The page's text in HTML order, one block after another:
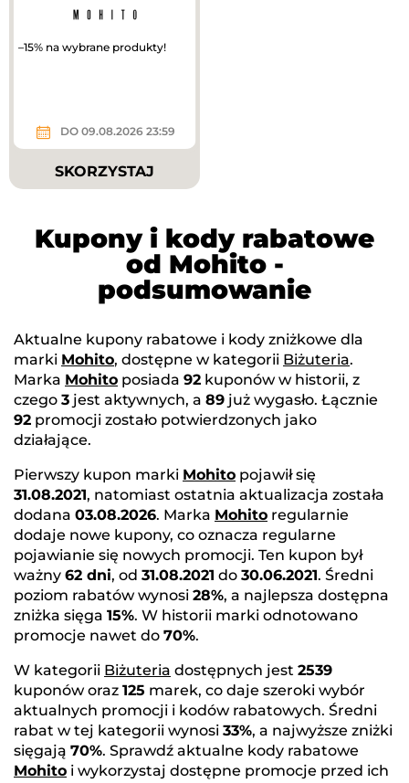
–15% na wybrane produkty!
DO 09.08.2026 23:59
SKORZYSTAJ
Kupony i kody rabatowe
od Mohito -
podsumowanie
Aktualne kupony rabatowe i kody zniżkowe dla
marki Mohito, dostępne w kategorii Biżuteria.
Marka Mohito posiada 92 kuponów w historii, z
czego 3 jest aktywnych, a 89 już wygasło. Łącznie
92 promocji zostało potwierdzonych jako
działające.
Pierwszy kupon marki Mohito pojawił się
31.08.2021, natomiast ostatnia aktualizacja została
dodana 03.08.2026. Marka Mohito regularnie
dodaje nowe kupony, co oznacza regularne
pojawianie się nowych promocji. Ten kupon był
ważny 62 dni, od 31.08.2021 do 30.06.2021. Średni
poziom rabatów wynosi 28%, a najlepsza dostępna
zniżka sięga 15%. W historii marki odnotowano
promocje nawet do 70%.
W kategorii Biżuteria dostępnych jest 2539
kuponów oraz 125 marek, co daje szeroki wybór
aktualnych promocji i kodów rabatowych. Średni
rabat w tej kategorii wynosi 33%, a najwyższe zniżki
sięgają 70%. Sprawdź aktualne kody rabatowe
Mohito i wykorzystaj dostępne promocje przed ich